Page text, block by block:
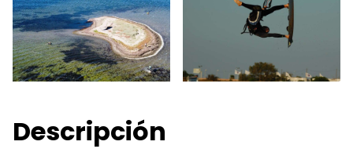
Descripción